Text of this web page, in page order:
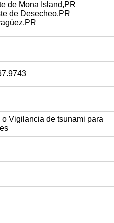
de Mona Island,PR
de Desecheo,PR
Vigilancia de tsunami para